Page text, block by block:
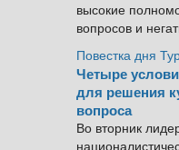
высокие
вопросов и
Повестка дня
Четыре
для решения
вопроса
Во вторник